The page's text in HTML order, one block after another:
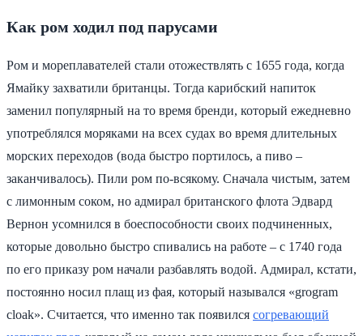
Как ром ходил под парусами
Ром и мореплавателей стали отожествлять с 1655 года, когда
Ямайку захватили британцы. Тогда карибский напиток
заменил популярный на то время бренди, который ежедневно
употреблялся моряками на всех судах во время длительных
морских переходов (вода быстро портилось, а пиво –
заканчивалось). Пили ром по-всякому. Сначала чистым, затем
с лимонным соком, но адмирал британского флота Эдвард
Вернон усомнился в боеспособности своих подчиненных,
которые довольно быстро спивались на работе – с 1740 года
по его приказу ром начали разбавлять водой. Адмирал, кстати,
постоянно носил плащ из фая, который назывался «grogram
cloak». Считается, что именно так появился согревающий